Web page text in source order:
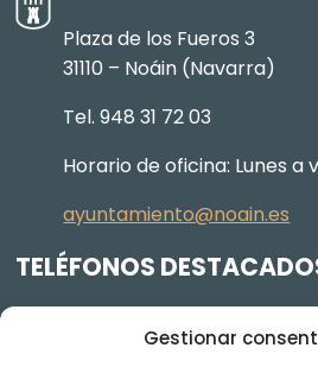
Gestionar
Plaza de los Fueros 3
31110 – Noáin (Navarra)
Tel. 948 31 72 03
Horario de oficina: Lunes a
ayuntamiento@noain.es
TELÉFONOS